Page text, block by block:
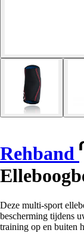
Rehband
Deze multi-sport
bescherming tijdens
training op en buiten